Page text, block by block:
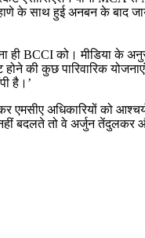
के साथ हुई अनबन के बाद
BCCI को। मीडिया के
की कुछ पारिवारिक
है।’
एमसीए अधिकारियों को
बदलते तो वे अर्जुन